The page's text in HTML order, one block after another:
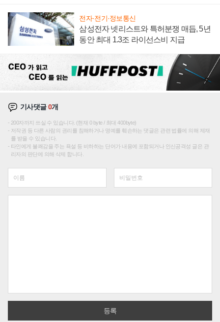
전자·전기·정보통신
삼성전자 넷리스트와 특허분쟁 매듭, 5년
동안 최대 1.3조 라이선스비 지급
기사댓글0개
200자까지 쓰실 수 있습니다. (현재 0 byte / 최대 400byte)
저작권 등 다른 사람의 권리를 침해하거나 명예를 훼손하는 댓글은 관련 법률에 의해 제재
를 받을 수 있습니다.
타인에게 불쾌감을 주는 욕설 등 비하하는 단어가 내용에 포함되거나 인신공격성 글은 관
리자의 판단에 의해 삭제 합니다.